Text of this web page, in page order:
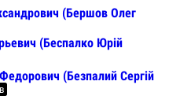
(Бершов Олег
(Беспалко Юрій
(Безпалий Сергій